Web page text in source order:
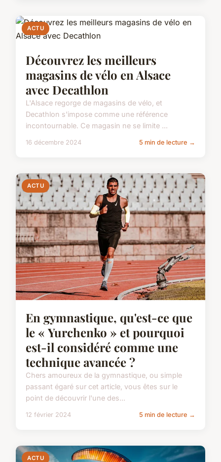
ACTU
Découvrez les meilleurs
magasins de vélo en Alsace
avec Decathlon
L'Alsace regorge de magasins de vélo, et
Decathlon s'impose comme une référence
incontournable. Ce magasin ne se limite ...
16 décembre 2024 5 min de lecture →
ACTU
En gymnastique, qu'est-ce que
le « Yurchenko » et pourquoi
est-il considéré comme une
technique avancée ?
Chers amoureux de la gymnastique, ou simple
passant égaré sur cet article, vous êtes sur le
point de découvrir l'une des...
12 février 2024 5 min de lecture →
ACTU